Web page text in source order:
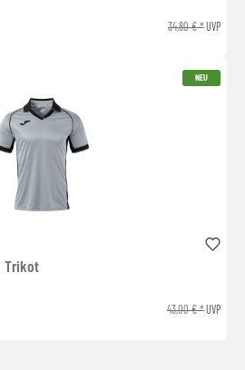
34,80 € *UVP
NEU
Trikot
43,00 € *UVP